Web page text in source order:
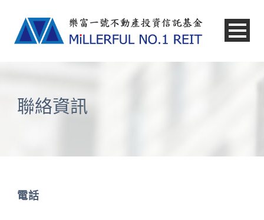
聯絡資訊
電話